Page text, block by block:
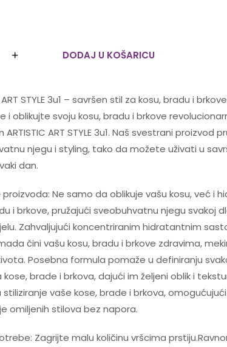
+ DODAJ U KOŠARICU
ART STYLE 3u1 – savršen stil za kosu, bradu i
i oblikujte svoju kosu, bradu i brkove
ART STYLE 3u1. Naš svestrani proizvod
njegu i styling, tako da možete uživati ​​u
dan.
proizvoda: Ne samo da oblikuje vašu kosu, već i
i brkove, pružajući sveobuhvatnu njegu svakoj
Zahvaljujući koncentriranim hidratantnim
čini vašu kosu, bradu i brkove zdravima,
Posebna formula pomaže u definiranju
brade i brkova, dajući im željeni oblik i
stiliziranje vaše kose, brade i brkova,
omiljenih stilova bez napora.
Zagrijte malu količinu vršcima